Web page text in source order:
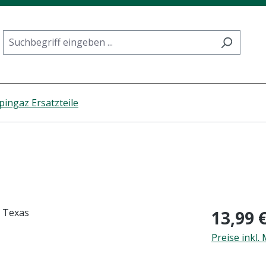
Ersatzteile
Regulärer
13,99
Preise inkl.